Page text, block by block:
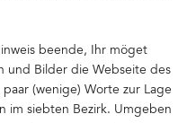
beende, Ihr möget
und Bilder die Webseite des
(wenige) Worte zur Lage
im siebten Bezirk. Umgeben